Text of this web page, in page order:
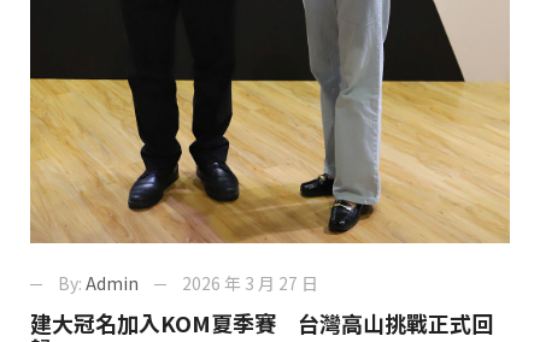
By: Admin 2026 年 3 月 27 日
建大冠名加入KOM夏季賽 台灣高山挑戰正式回